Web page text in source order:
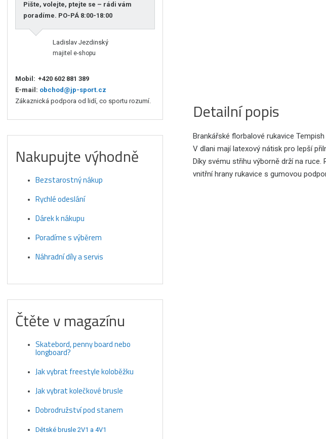
Detailní popis
Brankářské florbalové rukavice
V dlani mají latexový nátisk pro lepší
Díky svému střihu výborně drží na
vnitřní hrany rukavice s gumovou
Pište, volejte, ptejte se – rádi vám
poradíme. PO-PÁ 8:00-18:00
Ladislav Jezdinský
majitel e-shopu
Mobil: +420 602 881 389
E-mail: obchod@jp-sport.cz
Zákaznická podpora od lidí, co sportu rozumí.
Nakupujte výhodně
Bezstarostný nákup
Rychlé odeslání
Dárek k nákupu
Poradíme s výběrem
Náhradní díly a servis
Čtěte v magazínu
Skatebord, penny board nebo
longboard?
Jak vybrat freestyle koloběžku
Jak vybrat kolečkové brusle
Dobrodružství pod stanem
Dětské brusle 2V1 a 4V1